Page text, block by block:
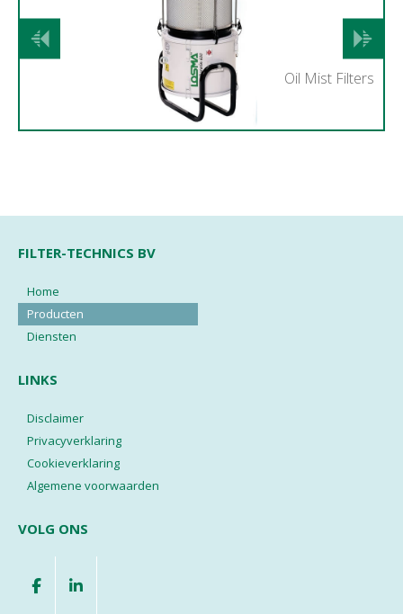
Vorige
Oil Mist Filters
FILTER-TECHNICS BV
Home
Producten
Diensten
LINKS
Disclaimer
Privacyverklaring
Cookieverklaring
Algemene voorwaarden
VOLG ONS